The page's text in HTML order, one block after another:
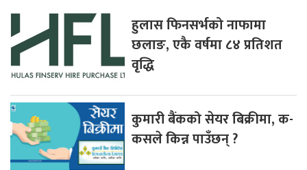
हुलास फिनसर्भको नाफामा
छलाङ, एकै वर्षमा ८४ प्रतिशत
वृद्धि
कुमारी बैंकको सेयर बिक्रीमा, क-
कसले किन्न पाउँछन् ?